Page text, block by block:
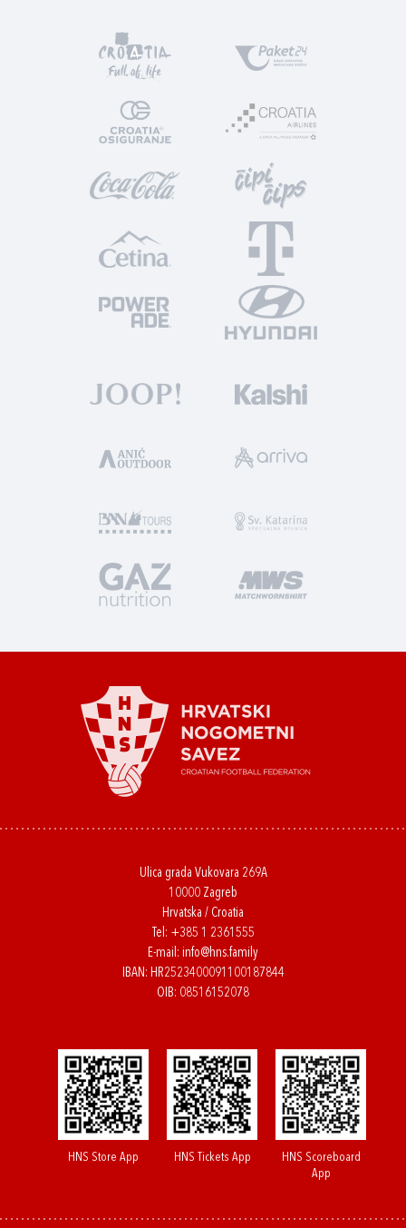
Ulica grada Vukovara 269A
10000 Zagreb
Hrvatska / Croatia
Tel: +385 1 2361555
E-mail: info@hns.family
IBAN: HR2523400091100187844
OIB: 08516152078
HNS Store App HNS Tickets App
HNS Scoreboard
App